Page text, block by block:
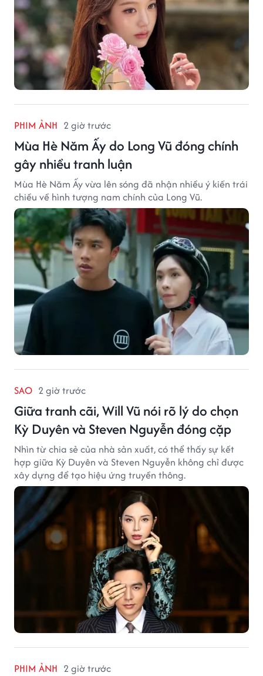
PHIM ẢNH 2 giờ trước
Mùa Hè Năm Ấy do Long Vũ đóng chính
gây nhiều tranh luận
Mùa Hè Năm Ấy vừa lên sóng đã nhận nhiều ý kiến trái
chiều về hình tượng nam chính của Long Vũ.
SAO 2 giờ trước
Giữa tranh cãi, Will Vũ nói rõ lý do chọn
Kỳ Duyên và Steven Nguyễn đóng cặp
Nhìn từ chia sẻ của nhà sản xuất, có thể thấy sự kết
hợp giữa Kỳ Duyên và Steven Nguyễn không chỉ được
xây dựng để tạo hiệu ứng truyền thông.
PHIM ẢNH 2 giờ trước